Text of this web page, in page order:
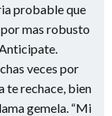
probable que
mas robusto
veces por
te rechace, bien
gemela. “Mi